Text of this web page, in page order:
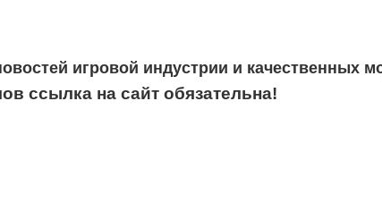
игровой индустрии и качественных
ссылка на сайт обязательна!